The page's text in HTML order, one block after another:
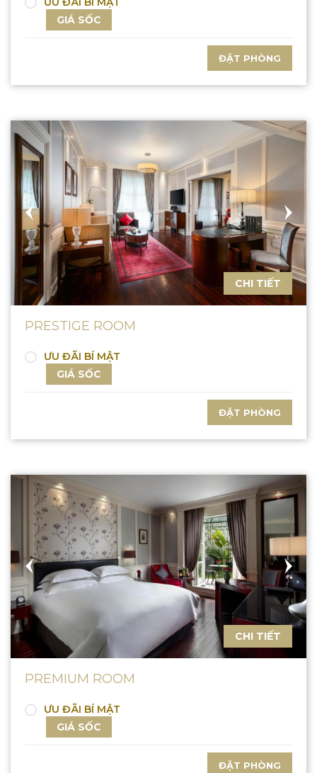
GIÁ SỐC
ĐẶT PHÒNG
CHI TIẾT
PRESTIGE ROOM
ƯU ĐÃI BÍ MẬT
GIÁ SỐC
ĐẶT PHÒNG
CHI TIẾT
PREMIUM ROOM
ƯU ĐÃI BÍ MẬT
GIÁ SỐC
ĐẶT PHÒNG